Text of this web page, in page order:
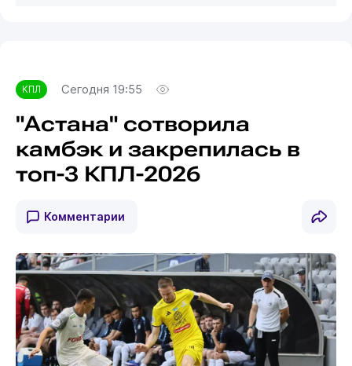
КПЛ Сегодня 19:55
"Астана" сотворила
камбэк и закрепилась в
топ-3 КПЛ-2026
Комментарии